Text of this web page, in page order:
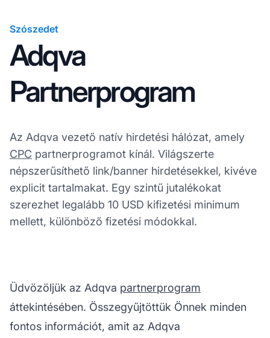
Szószedet
Adqva
Partnerprogram
Az Adqva vezető natív hirdetési hálózat, amely
CPC partnerprogramot kínál. Világszerte
népszerűsíthető link/banner hirdetésekkel, kivéve
explicit tartalmakat. Egy szintű jutalékokat
szerezhet legalább 10 USD kifizetési minimum
mellett, különböző fizetési módokkal.
Üdvözöljük az Adqva partnerprogram
áttekintésében. Összegyűjtöttük Önnek minden
fontos információt, amit az Adqva